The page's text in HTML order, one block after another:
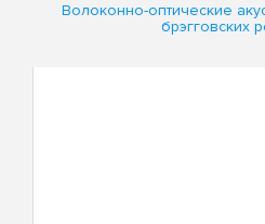
Волоконно-оптические
брэгговских